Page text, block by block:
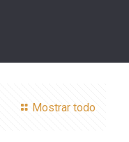
Mostrar todo